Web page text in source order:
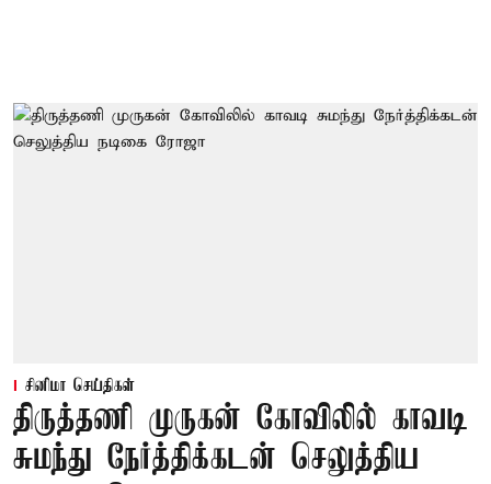
சினிமா செய்திகள்
திருத்தணி முருகன் கோவிலில் காவடி
சுமந்து நேர்த்திக்கடன் செலுத்திய